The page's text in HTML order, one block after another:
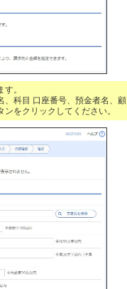
。
、科目 口座番号、預金者名、顧
をクリックしてください。